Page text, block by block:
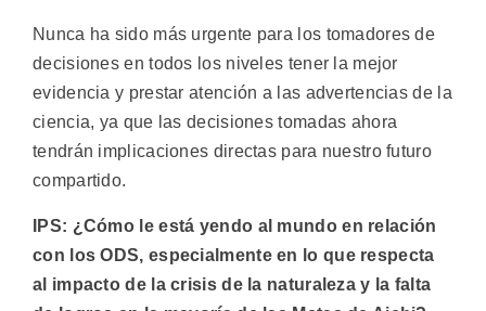
Nunca ha sido más urgente para los tomadores de
decisiones en todos los niveles tener la mejor
evidencia y prestar atención a las advertencias de la
ciencia, ya que las decisiones tomadas ahora
tendrán implicaciones directas para nuestro futuro
compartido.
IPS: ¿Cómo le está yendo al mundo en relación
con los ODS, especialmente en lo que respecta
al impacto de la crisis de la naturaleza y la falta